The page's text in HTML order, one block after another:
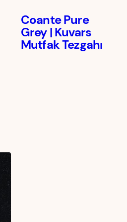
Coante Pure
Grey | Kuvars
Mutfak Tezgahı